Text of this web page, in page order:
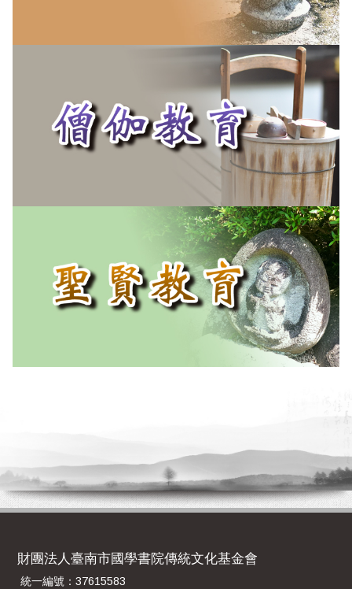
財團法人臺南市國學書院傳統文化基金會
統一編號：37615583